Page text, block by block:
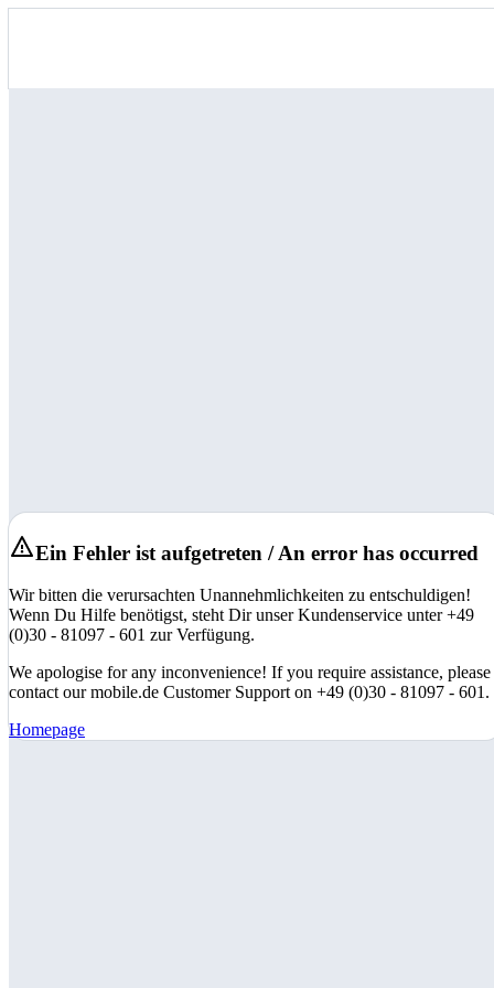
Ein Fehler ist aufgetreten / An error has occurred
Wir bitten die verursachten Unannehmlichkeiten zu entschuldigen!
Wenn Du Hilfe benötigst, steht Dir unser Kundenservice unter +49
(0)30 - 81097 - 601 zur Verfügung.
We apologise for any inconvenience! If you require assistance, please
contact our mobile.de Customer Support on +49 (0)30 - 81097 - 601.
Homepage